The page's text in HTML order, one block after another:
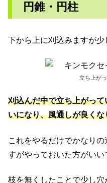
円錐・円柱
下から上に刈込みますが少
立ち上が
刈込んだ中で立ち上がっ
いになり、風通しが良くな
これをやるだけでかなり
すがやっておいた方がいい
枝を無くしたことで少し